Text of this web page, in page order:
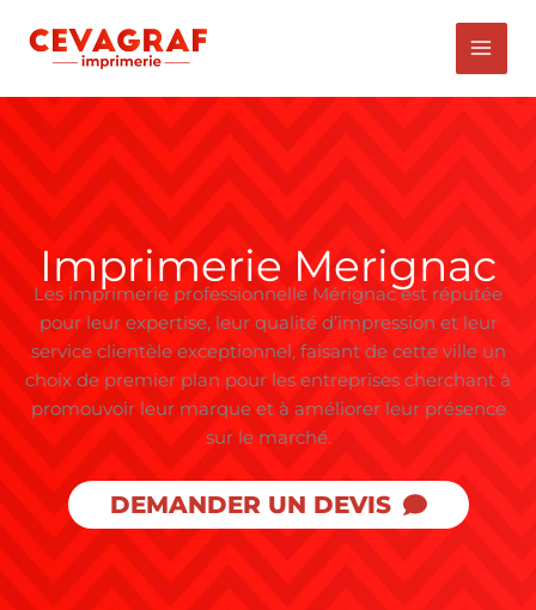
contenu
Imprimerie Merignac
Les imprimerie professionnelle Mérignac est réputée
pour leur expertise, leur qualité d’impression et leur
service clientèle exceptionnel, faisant de cette ville un
choix de premier plan pour les entreprises cherchant à
promouvoir leur marque et à améliorer leur présence
sur le marché.
DEMANDER UN DEVIS